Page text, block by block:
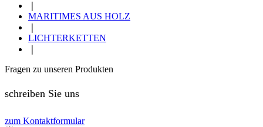
MARITIMES AUS HOLZ
LICHTERKETTEN
Fragen zu unseren Produkten
schreiben Sie uns
zum Kontaktformular